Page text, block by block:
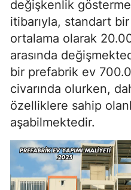
değişkenlik
itibarıyla, standart
ortalama olarak
arasında
bir prefabrik ev
civarında olurken,
özelliklere sahip
aşabilmektedir.